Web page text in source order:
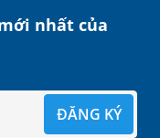
nhất của
ĐĂNG KÝ